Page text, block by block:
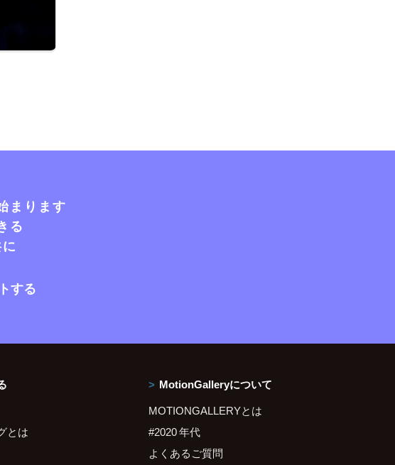
まります
る
する
とは
MotionGalleryについて
MOTIONGALLERYとは
#2020 年代
よくあるご質問